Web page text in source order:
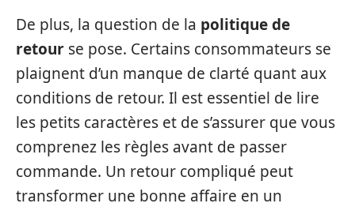
De plus, la question de la politique de
retour se pose. Certains consommateurs se
plaignent d’un manque de clarté quant aux
conditions de retour. Il est essentiel de lire
les petits caractères et de s’assurer que vous
comprenez les règles avant de passer
commande. Un retour compliqué peut
transformer une bonne affaire en un